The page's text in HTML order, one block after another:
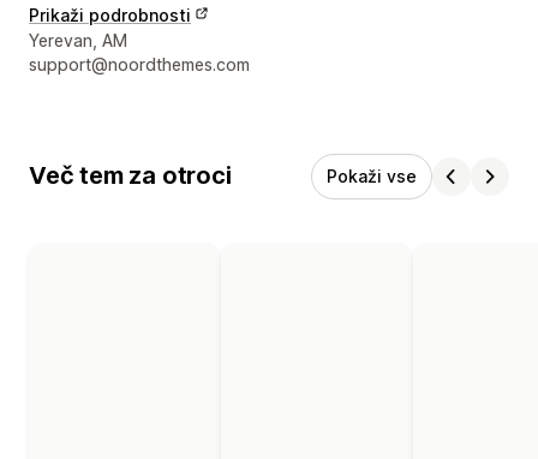
Prikaži podrobnosti
Podatki za stik z oblikovalcem
Yerevan, AM
support@noordthemes.com
Več tem za otroci Pokaži vse